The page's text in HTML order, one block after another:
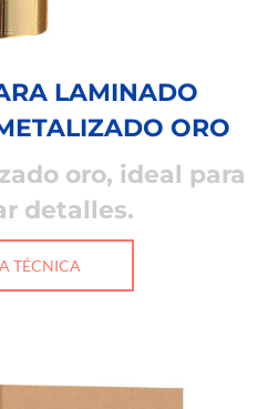
LAMINADO
ORO
oro, ideal para
detalles.
TÉCNICA